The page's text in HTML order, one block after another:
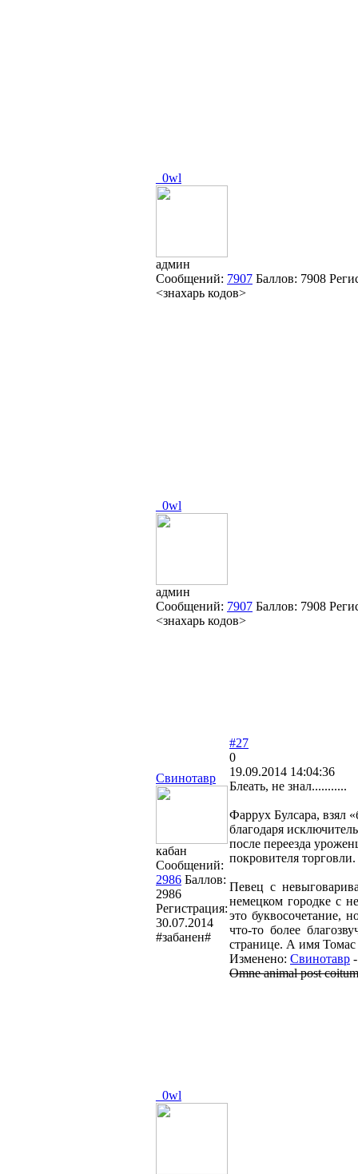
_0wl
админ
Сообщений: 7907 Баллов: 7908
<знахарь кодов>
_0wl
админ
Сообщений: 7907 Баллов: 7908
<знахарь кодов>
Свинотавр
кабан
Сообщений:
2986 Баллов:
2986
Регистрация:
30.07.2014
#забанен#
#27
0
19.09.2014 14:04:36
Блеать, не знал...........
Фаррух Булсара, взял
благодаря
после переезда
покровителя торговли.
Певец с
немецком городке с
это буквосочетание,
что-то более
странице. А имя Томас
Изменено: Свинотавр
Omne animal post
_0wl